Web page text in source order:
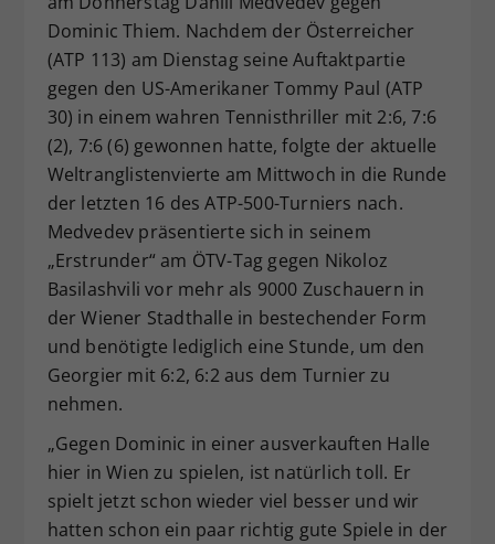
Dominic Thiem. Nachdem der Österreicher
(ATP 113) am Dienstag seine Auftaktpartie
gegen den US-Amerikaner Tommy Paul (ATP
30) in einem wahren Tennisthriller mit 2:6, 7:6
(2), 7:6 (6) gewonnen hatte, folgte der aktuelle
Weltranglistenvierte am Mittwoch in die Runde
der letzten 16 des ATP-500-Turniers nach.
Medvedev präsentierte sich in seinem
„Erstrunder“ am ÖTV-Tag gegen Nikoloz
Basilashvili vor mehr als 9000 Zuschauern in
der Wiener Stadthalle in bestechender Form
und benötigte lediglich eine Stunde, um den
Georgier mit 6:2, 6:2 aus dem Turnier zu
nehmen.
„Gegen Dominic in einer ausverkauften Halle
hier in Wien zu spielen, ist natürlich toll. Er
spielt jetzt schon wieder viel besser und wir
hatten schon ein paar richtig gute Spiele in der
Zweck
Dieser Wert speichert Ihre Consent-
Einstellungen. Unter anderem eine
zufällig generierte ID, für die
historische Speicherung Ihrer
vorgenommen Einstellungen, falls der
Webseiten-Betreiber dies eingestellt
hat.